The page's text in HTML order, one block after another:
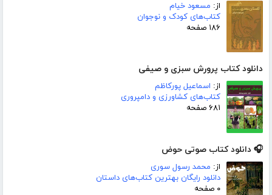
از: مسعود خیام
کتاب‌های کودک و نوجوان
۱۸۶ صفحه
دانلود کتاب پرورش سبزی و صیفی
از: اسماعیل پورکاظم
کتاب‌های کشاورزی و دامپروری
۶۸۱ صفحه
🎧 دانلود کتاب صوتی حوض
از: محمد رسول سوری
دانلود رایگان بهترین کتاب‌های داستان
۰ صفحه